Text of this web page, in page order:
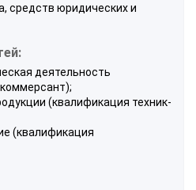
средств юридических и
деятельность
(квалификация техник-
(квалификация